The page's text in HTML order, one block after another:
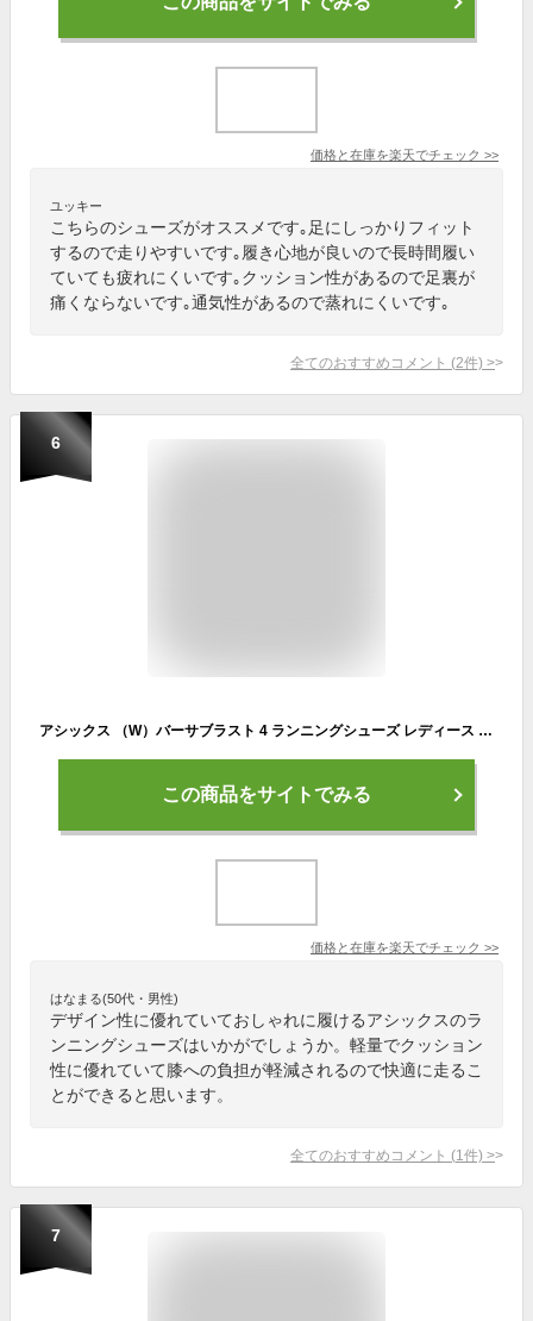
価格と在庫を楽天でチェック >>
ユッキー
こちらのシューズがオススメです｡足にしっかりフィット
するので走りやすいです｡履き心地が良いので長時間履い
ていても疲れにくいです｡クッション性があるので足裏が
痛くならないです｡通気性があるので蒸れにくいです｡
全てのおすすめコメント (2件) >
6
アシックス （W）バーサブラスト 4 ランニングシューズ レディース ブラック 黒 ホワイト 白 ネイビー 紺 ASICS （W）VERSABLAST 4 1012B775 ランニングシューズ ジョギング マラソン トレーニング ワークアウト 軽量 クッション性 ZSPO
この商品をサイトでみる
価格と在庫を楽天でチェック >>
はなまる(50代・男性)
デザイン性に優れていておしゃれに履けるアシックスのラ
ンニングシューズはいかがでしょうか。軽量でクッション
性に優れていて膝への負担が軽減されるので快適に走るこ
とができると思います。
全てのおすすめコメント (1 件) >
7